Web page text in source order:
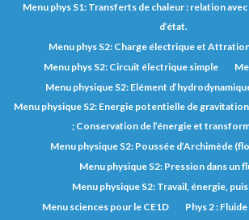
Menu phys S1: Transferts de chaleur : relation
d’état.
Menu phys S2: Charge électrique et
Menu phys S2: Circuit électrique simple
Menu physique S2: Elément
Menu physique S2: Energie potentielle de
; Conservation de l’énergie et
Menu physique S2: Poussée d’Archimède
Menu physique S2: Pression dans un
Menu physique S2: Travail, énergie,
Menu sciences pour le CE1D
Phys 2 :